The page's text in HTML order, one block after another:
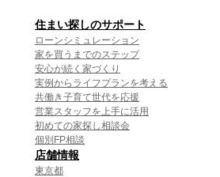
住まい探しのサポート
ローンシミュレーション
家を買うまでのステップ
安心が続く家づくり
実例からライフプランを考える
共働き子育て世代を応援
営業スタッフを上手に活用
初めての家探し相談会
個別FP相談
店舗情報
東京都